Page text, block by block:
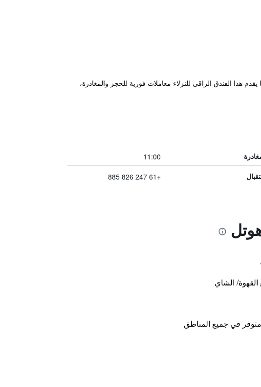
هذا الفندق الراقي للنزلاء معاملات فورية للحجز والمغادرة،
11:00
+61 247 826 885
الشاي
في جميع المناطق